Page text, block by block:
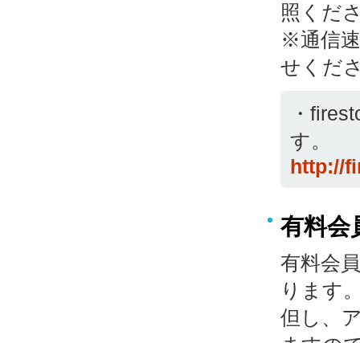
照くだ
※通信
せくだ
・
す。
http://
有料会
有料会
ります
但し、